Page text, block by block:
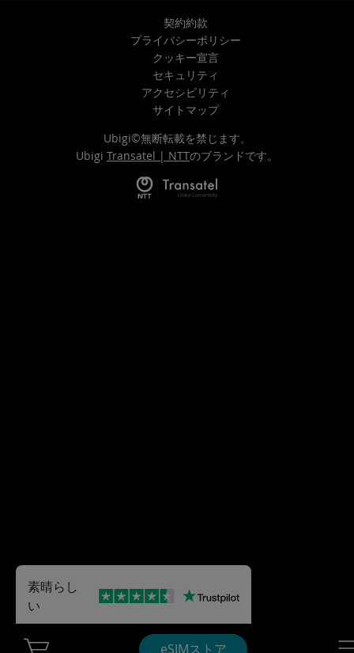
eSIMストア
契約約款
プライバシーポリシー
クッキー宣言
セキュリティ
アクセシビリティ
サイトマップ
Ubigi©無断転載を禁じます。
Ubigi Transatel | NTTのブランドです。
素晴らし
い